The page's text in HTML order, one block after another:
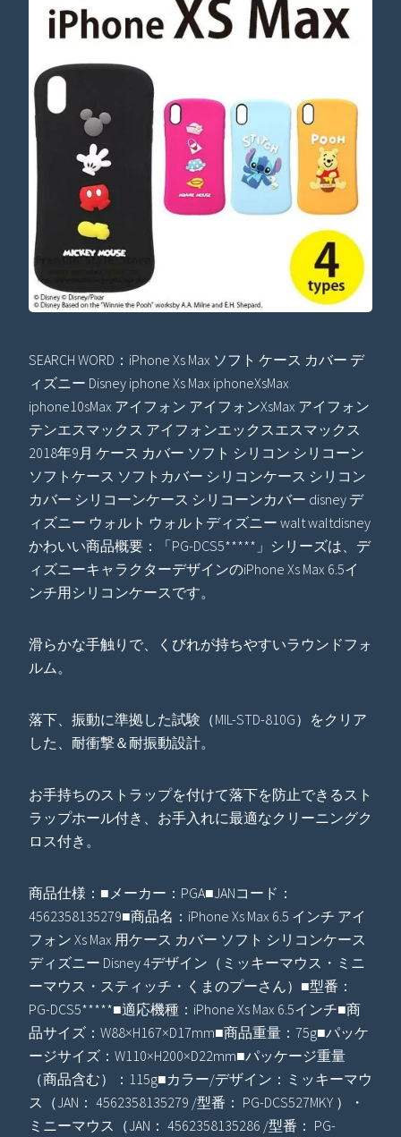
SEARCH WORD：iPhone Xs Max ソフト ケース カバー デ
ィズニー Disney iphone Xs Max iphoneXsMax
iphone10sMax アイフォン アイフォンXsMax アイフォン
テンエスマックス アイフォンエックスエスマックス
2018年9月 ケース カバー ソフト シリコン シリコーン
ソフトケース ソフトカバー シリコンケース シリコン
カバー シリコーンケース シリコーンカバー disney デ
ィズニー ウォルト ウォルトディズニー walt waltdisney
かわいい商品概要：「PG-DCS5*****」シリーズは、デ
ィズニーキャラクターデザインのiPhone Xs Max 6.5イ
ンチ用シリコンケースです。
滑らかな手触りで、くびれが持ちやすいラウンドフォ
ルム。
落下、振動に準拠した試験（MIL-STD-810G）をクリア
した、耐衝撃＆耐振動設計。
お手持ちのストラップを付けて落下を防止できるスト
ラップホール付き、お手入れに最適なクリーニングク
ロス付き。
商品仕様：■メーカー：PGA■JANコード：
4562358135279■商品名：iPhone Xs Max 6.5 インチ アイ
フォン Xs Max 用ケース カバー ソフト シリコンケース
ディズニー Disney 4デザイン（ミッキーマウス・ミニ
ーマウス・スティッチ・くまのプーさん）■型番：
PG-DCS5*****■適応機種：iPhone Xs Max 6.5インチ■商
品サイズ：W88×H167×D17mm■商品重量：75g■パッケ
ージサイズ：W110×H200×D22mm■パッケージ重量
（商品含む）：115g■カラー/デザイン：ミッキーマウ
ス（JAN： 4562358135279 /型番： PG-DCS527MKY ）・
ミニーマウス（JAN： 4562358135286 /型番： PG-